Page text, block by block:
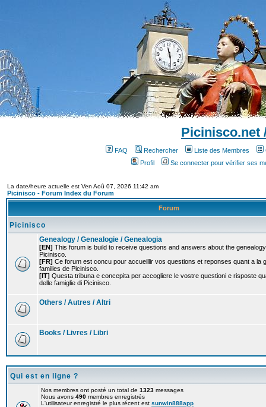
Picinisco.net
FAQ Rechercher Liste des Membres
Profil
Se connecter pour vérifier ses
La date/heure actuelle est Ven Aoû 07, 2026 11:42 am
Picinisco - Forum Index du Forum
Forum
Picinisco
Genealogy / Genealogie / Genealogia
[EN] This forum is build to receive questions and answers about the
Picinisco.
[FR] Ce forum est concu pour accueillir vos questions et reponses quant a la
familles de Picinisco.
[IT] Questa tribuna e concepita per accogliere le vostre questioni e risposte
delle famiglie di Picinisco.
Others / Autres / Altri
Books / Livres / Libri
Qui est en ligne ?
Nos membres ont posté un total de 1323 messages
Nous avons 490 membres enregistrés
L'utilisateur enregistré le plus récent est sunwin888app